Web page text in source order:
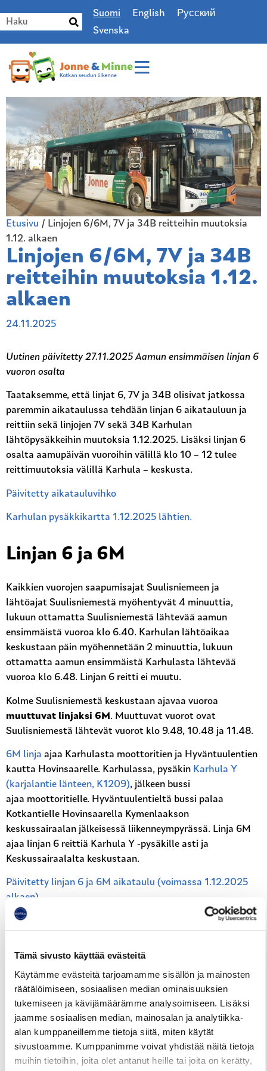
Tämä sivusto käyttää evästeitä
Käytämme evästeitä tarjoamamme sisällön ja mainosten
räätälöimiseen, sosiaalisen median ominaisuuksien
tukemiseen ja kävijämäärämme analysoimiseen. Lisäksi
jaamme sosiaalisen median, mainosalan ja analytiikka-
alan kumppaneillemme tietoja siitä, miten käytät
sivustoamme. Kumppanimme voivat yhdistää näitä tietoja
muihin tietoihin, joita olet antanut heille tai joita on kerätty,
Suomi English
Русский
Svenska
Etusivu / Linjojen 6/6M, 7V ja 34B reitteihin muutoksia
1.12. alkaen
Linjojen 6/6M, 7V ja 34B
reitteihin muutoksia 1.12.
alkaen
24.11.2025
Uutinen päivitetty 27.11.2025 Aamun ensimmäisen linjan 6
vuoron osalta
Taataksemme, että linjat 6, 7V ja 34B olisivat jatkossa
paremmin aikataulussa tehdään linjan 6 aikatauluun ja
reittiin sekä linjojen 7V sekä 34B Karhulan
lähtöpysäkkeihin muutoksia 1.12.2025. Lisäksi linjan 6
osalta aamupäivän vuoroihin välillä klo 10 – 12 tulee
reittimuutoksia välillä Karhula – keskusta.
Päivitetty aikatauluvihko
Karhulan pysäkkikartta 1.12.2025 lähtien.
Linjan 6 ja 6M
Kaikkien vuorojen saapumisajat Suulisniemeen ja
lähtöajat Suulisniemestä myöhentyvät 4 minuuttia,
lukuun ottamatta Suulisniemestä lähtevää aamun
ensimmäistä vuoroa klo 6.40. Karhulan lähtöaikaa
keskustaan päin myöhennetään 2 minuuttia, lukuun
ottamatta aamun ensimmäistä Karhulasta lähtevää
vuoroa klo 6.48. Linjan 6 reitti ei muutu.
Kolme Suulisniemestä keskustaan ajavaa vuoroa
muuttuvat linjaksi 6M. Muuttuvat vuorot ovat
Suulisniemestä lähtevät vuorot klo 9.48, 10.48 ja 11.48.
6M linja ajaa Karhulasta moottoritien ja Hyväntuulentien
kautta Hovinsaarelle. Karhulassa, pysäkin Karhula Y
(karjalantie länteen, K1209), jälkeen bussi
ajaa moottoritielle. Hyväntuulentieltä bussi palaa
Kotkantielle Hovinsaarella Kymenlaakson
keskussairaalan jälkeisessä liikenneympyrässä. Linja 6M
ajaa linjan 6 reittiä Karhula Y -pysäkille asti ja
Keskussairaalalta keskustaan.
Päivitetty linjan 6 ja 6M aikataulu (voimassa 1.12.2025
alkaen)
Linja 7V
Karhula B (Ahlströmintie länteen, K1202) jäävät kaikilla
linjan 7V vuorojen reitiltä pois, eli lähtö- sekä
päätepysäkkinä toimii
Karhula C (Vesitorninkatu etelään,
K1203).
Linja-auto lähteeKarhula C-pysäkiltä ja kääntyy
liikenneympyrässä, jonka jälkeen se jatkaa normaalisti